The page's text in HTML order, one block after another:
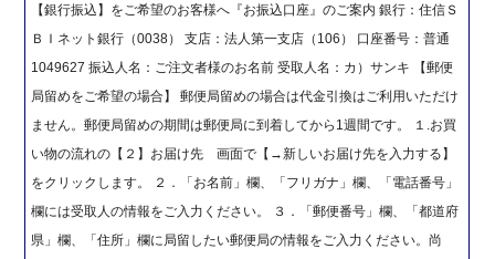
【銀行振込】をご希望のお客様へ『お振込口座』のご案内 銀行：住信Ｓ
ＢＩネット銀行（0038） 支店：法人第一支店（106） 口座番号：普通
1049627 振込人名：ご注文者様のお名前 受取人名：カ）サンキ 【郵便
局留めをご希望の場合】 郵便局留めの場合は代金引換はご利用いただけ
ません。郵便局留めの期間は郵便局に到着してから1週間です。 １.お買
い物の流れの【２】お届け先 画面で【→新しいお届け先を入力する】
をクリックします。 ２．「お名前」欄、「フリガナ」欄、「電話番号」
欄には受取人の情報をご入力ください。 ３．「郵便番号」欄、「都道府
県」欄、「住所」欄に局留したい郵便局の情報をご入力ください。尚